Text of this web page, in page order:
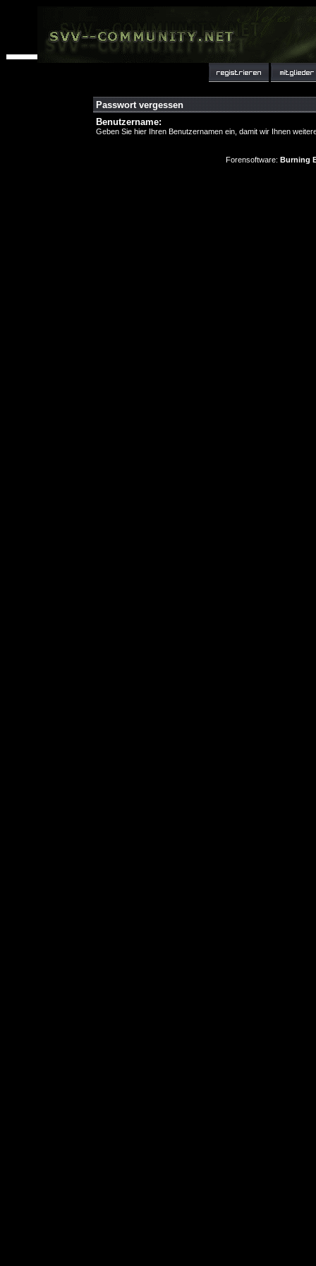
Passwort vergessen
Benutzername:
Geben Sie hier Ihren Benutzernamen ein, damit wir Ihnen
Forensoftware: Burning